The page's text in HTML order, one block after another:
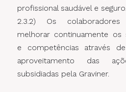
profissional saudável e seguro.
2.3.2) Os
melhorar continuamente os
e competências através
aproveitamento das
subsidiadas pela Graviner.